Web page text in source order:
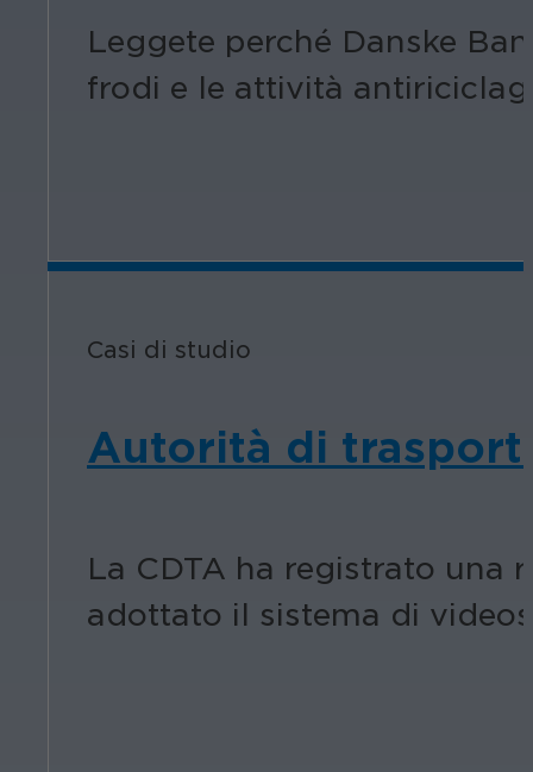
Leggete perché Danske
frodi e le attività
Casi di studio
Autorità di
La CDTA ha registrato
adottato il sistema di